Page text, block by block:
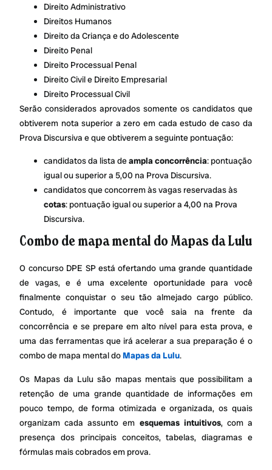
Direito Administrativo
Direitos Humanos
Direito da Criança e do Adolescente
Direito Penal
Direito Processual Penal
Direito Civil e Direito Empresarial
Direito Processual Civil
Serão considerados aprovados somente os candidatos que
obtiverem nota superior a zero em cada estudo de caso da
Prova Discursiva e que obtiverem a seguinte pontuação:
candidatos da lista deampla concorrência: pontuação
igual ou superior a 5,00 na Prova Discursiva.
candidatos que concorrem às vagas reservadas às
cotas: pontuação igual ou superior a 4,00 na Prova
Discursiva.
Combo de mapa mental do Mapas da Lulu
O concurso DPE SP está ofertando uma grande quantidade
de vagas, e é uma excelente oportunidade para você
finalmente conquistar o seu tão almejado cargo público.
Contudo, é importante que você saia na frente da
concorrência e se prepare em alto nível para esta prova, e
uma das ferramentas que irá acelerar a sua preparação é o
combo de mapa mental doMapas da Lulu.
Os Mapas da Lulu são mapas mentais que possibilitam a
retenção de uma grande quantidade de informações em
pouco tempo, de forma otimizada e organizada, os quais
organizam cada assunto em esquemas intuitivos, com a
presença dos principais conceitos, tabelas, diagramas e
fórmulas mais cobrados em prova.